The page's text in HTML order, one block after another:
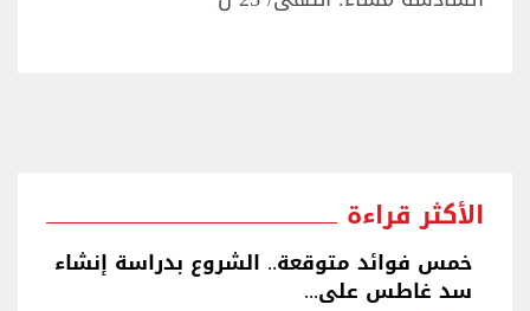
الأكثر قراءة
خمس فوائد متوقعة.. الشروع بدراسة إنشاء
سد غاطس على...